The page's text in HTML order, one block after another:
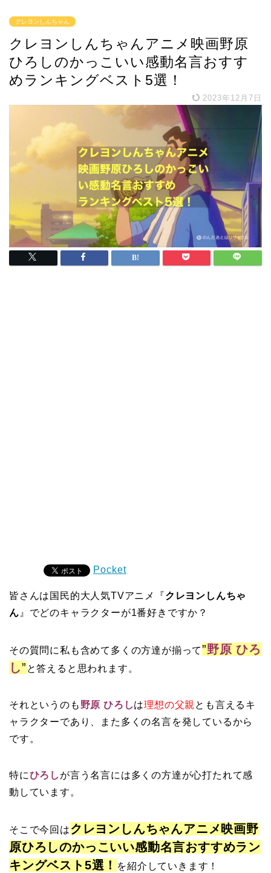
クレヨンしんちゃん
クレヨンしんちゃんアニメ映画野原
ひろしのかっこいい感動名言おすす
めランキングベスト5選！
2023年12月7日
Pocket
皆さんは国民的大人気TVアニメ『クレヨンしんちゃ
ん 』でどのキャラクターが1番好きですか？
その質問に私も含めて多くの方達が揃って”野原 ひろ
し” と答えると思われます。
それというのも 野原 ひろしは理想の父親 とも言えるキ
ャラクターであり、また多くの名言を発しているから
です。
特にひろし が言う名言には多くの方達が心打たれて感
動しています。
そこで今回はクレヨンしんちゃんアニメ映画野
原ひろしのかっこいい感動名言おすすめラン
キングベスト5選！
を紹介していきます！